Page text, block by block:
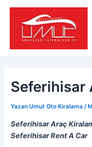
İçeriğe
Seferihisar
Yazan Umut Oto Kiralama/
Seferihisar Araç
Seferihisar Rent A Car
Yazı
dolaşımı